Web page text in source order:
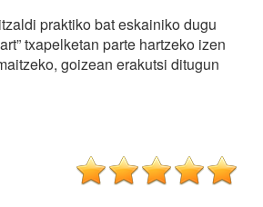
praktiko bat eskainiko dugu
txapelketan parte hartzeko izen
goizean erakutsi ditugun